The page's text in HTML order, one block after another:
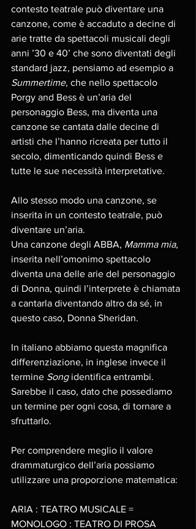
contesto teatrale può diventare una
canzone, come è accaduto a decine di
arie tratte da spettacoli musicali degli
anni ’30 e 40’ che sono diventati degli
standard jazz, pensiamo ad esempio a
Summertime, che nello spettacolo
Porgy and Bess è un’aria del
personaggio Bess, ma diventa una
canzone se cantata dalle decine di
artisti che l’hanno ricreata per tutto il
secolo, dimenticando quindi Bess e
tutte le sue necessità interpretative.
Allo stesso modo una canzone, se
inserita in un contesto teatrale, può
diventare un’aria.
Una canzone degli ABBA, Mamma mia,
inserita nell’omonimo spettacolo
diventa una delle arie del personaggio
di Donna, quindi l’interprete è chiamata
a cantarla diventando altro da sé, in
questo caso, Donna Sheridan.
In italiano abbiamo questa magnifica
differenziazione, in inglese invece il
termine Song identifica entrambi.
Sarebbe il caso, dato che possediamo
un termine per ogni cosa, di tornare a
sfruttarlo.
Per comprendere meglio il valore
drammaturgico dell’aria possiamo
utilizzare una proporzione matematica:
ARIA : TEATRO MUSICALE =
MONOLOGO : TEATRO DI PROSA